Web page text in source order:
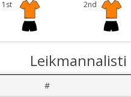
1st 2nd
Leikmannalisti
#